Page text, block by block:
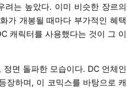
려는 높았다. 이미 비슷한 장르의
가 개봉될 때마다 부가적인 혜택
캐릭터를 사용했다는 것이 그 이
면 돌파한 모습이다. DC 언체인
장하며, 이 코믹스를 바탕으로 캐